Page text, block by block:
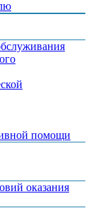
помощи
оказания